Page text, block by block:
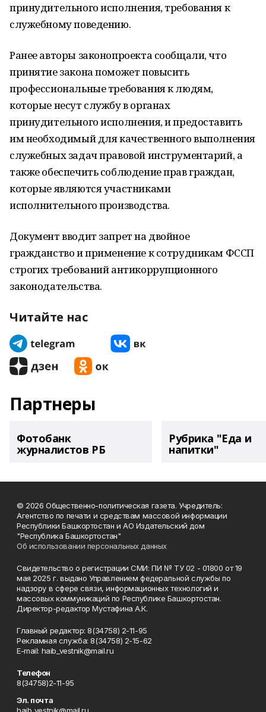
принудительного исполнения, требования к
служебному поведению.
Ранее авторы законопроекта сообщали, что
принятие закона поможет повысить
профессиональные требования к людям,
которые несут службу в органах
принудительного исполнения, и предоставить
им необходимый для качественного выполнения
служебных задач правовой инструментарий, а
также обеспечить соблюдение прав граждан,
которые являются участниками
исполнительного производства.
Документ вводит запрет на двойное
гражданство и применение к сотрудникам ФССП
строгих требований антикоррупционного
законодательства.
Читайте нас
Партнеры
Фотобанк
журналистов РБ
Рубрика "Еда и
напитки"
© 2026 Общественно-политическая газета. Учредитель:
Агентство по печати и средствам массовой информации
Республики Башкортостан и АО Издательский дом
"Республика Башкортостан"
Об использовании персональных данных
Свидетельство о регистрации СМИ: ПИ № ТУ 02 - 01800 от 19
мая 2025 г. выдано Управлением федеральной службы по
надзору в сфере связи, информационных технологий и
массовых коммуникаций по Республике Башкортостан.
Директор-редактор Мустафина А.К.
Главный редактор: 8(34758) 2-11-95
Рекламная служба: 8(34758) 2-15-62
Е-mаil: haib_vestnik@mail.ru
Телефон
8(34758)2-11-95
Эл. почта